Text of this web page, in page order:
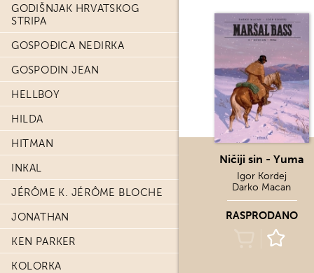
GODIŠNJAK HRVATSKOG
STRIPA
GOSPOĐICA NEDIRKA
GOSPODIN JEAN
HELLBOY
HILDA
HITMAN
INKAL
JÉRÔME K. JÉRÔME BLOCHE
JONATHAN
KEN PARKER
KOLORKA
Ničiji sin - Yuma
Igor Kordej
Darko Macan
RASPRODANO